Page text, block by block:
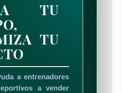
TU
TU
a entrenadores
a vender